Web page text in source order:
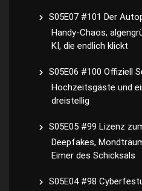
S05E07 #101 Der
Handy-Chaos,
KI, die endlich klickt
S05E06 #100 Offiziell
Hochzeitsgäste und
dreistellig
S05E05 #99 Lizenz
Deepfakes,
Eimer des Schicksals
S05E04 #98